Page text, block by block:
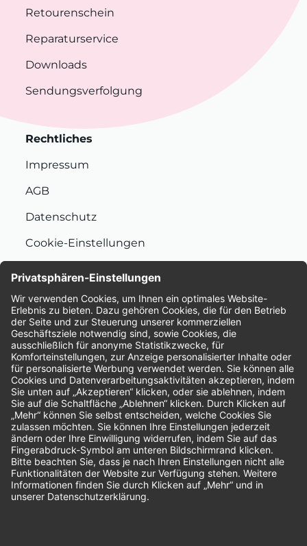
Retourenschein
Reparaturservice
Downloads
Sendungsverfolgung
Rechtliches
Impressum
AGB
Datenschutz
Cookie-Einstellungen
Bewertungen